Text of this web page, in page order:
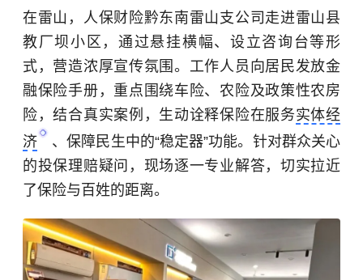
在雷山，人保财险黔东南雷山支公司走进雷山县
教厂坝小区，通过悬挂横幅、设立咨询台等形
式，营造浓厚宣传氛围。工作人员向居民发放金
融保险手册，重点围绕车险、农险及政策性农房
险，结合真实案例，生动诠释保险在服务实体经
济
、保障民生中的“稳定器”功能。针对群众关心
的投保理赔疑问，现场逐一专业解答，切实拉近
了保险与百姓的距离。